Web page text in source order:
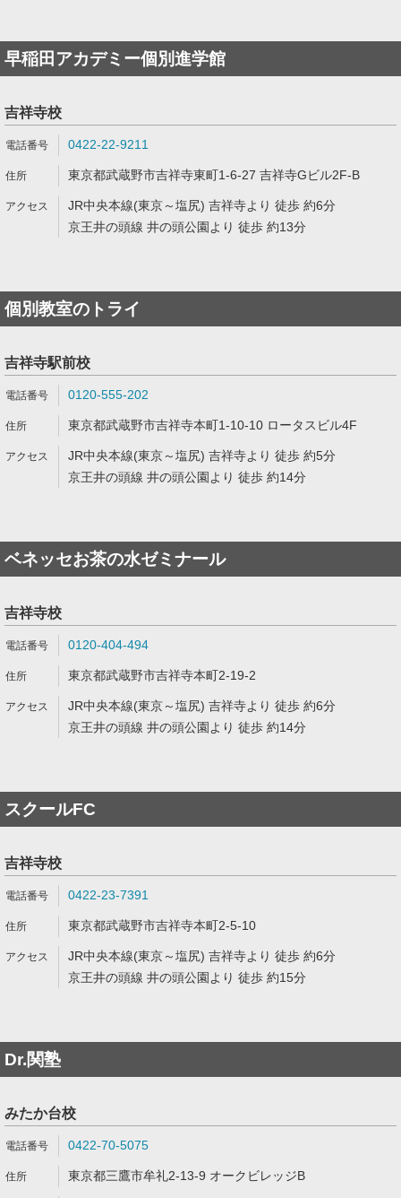
早稲田アカデミー個別進学館
吉祥寺校
0422-22-9211
東京都武蔵野市吉祥寺東町1-6-27 吉祥寺Gビル2F-B
JR中央本線(東京～塩尻) 吉祥寺より 徒歩 約6分
京王井の頭線 井の頭公園より 徒歩 約13分
個別教室のトライ
吉祥寺駅前校
0120-555-202
東京都武蔵野市吉祥寺本町1-10-10 ロータスビル4F
JR中央本線(東京～塩尻) 吉祥寺より 徒歩 約5分
京王井の頭線 井の頭公園より 徒歩 約14分
ベネッセお茶の水ゼミナール
吉祥寺校
0120-404-494
東京都武蔵野市吉祥寺本町2-19-2
JR中央本線(東京～塩尻) 吉祥寺より 徒歩 約6分
京王井の頭線 井の頭公園より 徒歩 約14分
スクールFC
吉祥寺校
0422-23-7391
東京都武蔵野市吉祥寺本町2-5-10
JR中央本線(東京～塩尻) 吉祥寺より 徒歩 約6分
京王井の頭線 井の頭公園より 徒歩 約15分
Dr.関塾
みたか台校
0422-70-5075
東京都三鷹市牟礼2-13-9 オークビレッジB